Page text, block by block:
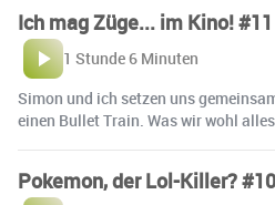
Ich mag Züge... im Kino! #11
1 Stunde 6 Minuten
Simon und ich setzen uns
einen Bullet Train. Was wir wohl
Pokemon, der Lol-Killer? #10